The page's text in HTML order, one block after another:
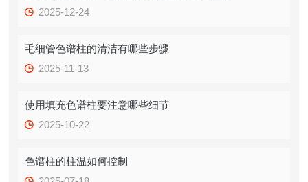
2025-12-24
毛细管色谱柱的清洁有哪些步骤
2025-11-13
使用填充色谱柱要注意哪些细节
2025-10-22
色谱柱的柱温如何控制